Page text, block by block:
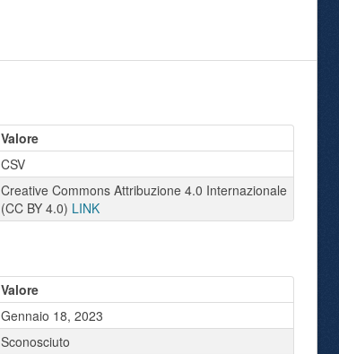
Valore
CSV
Creative Commons Attribuzione 4.0 Internazionale
(CC BY 4.0) LINK
Valore
Gennaio 18, 2023
Sconosciuto